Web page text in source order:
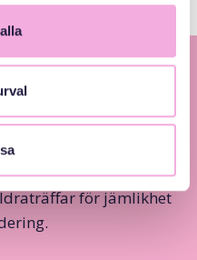
för jämlikhet